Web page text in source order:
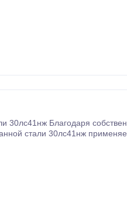
Благодаря
стали 30лс41нж